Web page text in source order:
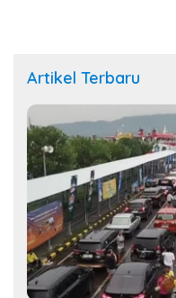
Artikel Terbaru